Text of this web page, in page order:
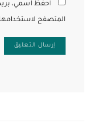
احفظ اسمي،
المتصفح لاستخدامها